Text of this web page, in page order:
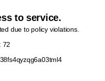
to service.
due to policy violations.
72